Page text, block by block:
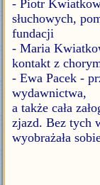
- Piotr
słuchowych,
fundacji
- Maria
kontakt z
- Ewa Pacek -
wydawnictwa,
a także cała
zjazd. Bez tych
wyobrażała